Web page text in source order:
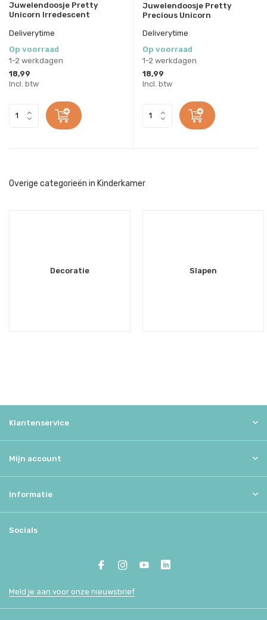
Juwelendoosje Pretty
Unicorn Irredescent
Deliverytime
Op voorraad
1-2 werkdagen
18,99
Incl. btw
Juwelendoosje Pretty
Precious Unicorn
Deliverytime
Op voorraad
1-2 werkdagen
18,99
Incl. btw
Overige categorieën in Kinderkamer
Decoratie Slapen
Klantenservice
Mijn account
Informatie
Socials
Meld je aan voor onze nieuwsbrief